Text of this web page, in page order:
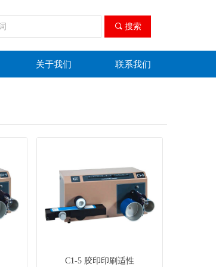
关于我们 联系我们
끠 搜索
C1-5 胶印印刷适性